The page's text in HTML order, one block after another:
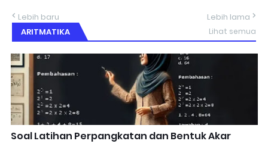
Lebih baru
Lebih lama
ARITMATIKA
Lihat semua
Soal Latihan Perpangkatan dan Bentuk Akar